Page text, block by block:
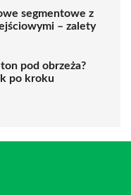
segmentowe z
– zalety
pod obrzeża?
po kroku